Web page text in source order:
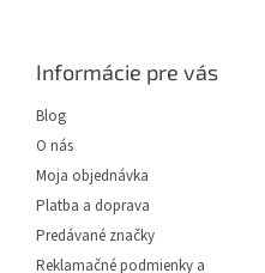
Informácie pre vás
Blog
O nás
Moja objednávka
Platba a doprava
Predávané značky
Reklamačné podmienky a